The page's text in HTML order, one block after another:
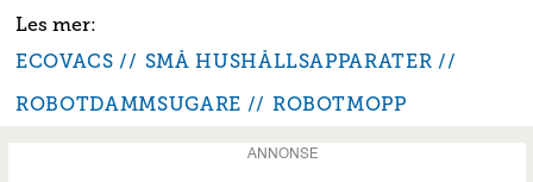
ECOVACS
SMÅ HUSHÅLLSAPPARATER
ROBOTDAMMSUGARE
ROBOTMOPP
ANNONSE